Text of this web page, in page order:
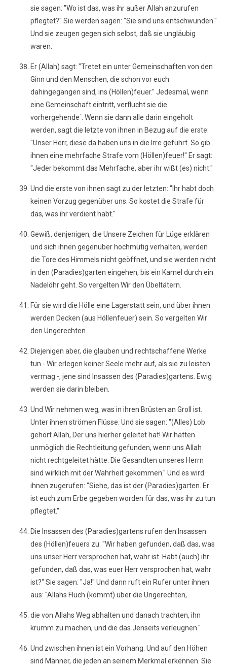
sie sagen: "Wo ist das, was ihr außer Allah anzurufen
pflegtet?" Sie werden sagen: "Sie sind uns entschwunden."
Und sie zeugen gegen sich selbst, daß sie ungläubig
waren.
Er (Allah) sagt: "Tretet ein unter Gemeinschaften von den
Ginn und den Menschen, die schon vor euch
dahingegangen sind, ins (Höllen)feuer." Jedesmal, wenn
eine Gemeinschaft eintritt, verflucht sie die
vorhergehende´. Wenn sie dann alle darin eingeholt
werden, sagt die letzte von ihnen in Bezug auf die erste:
"Unser Herr, diese da haben uns in die Irre geführt. So gib
ihnen eine mehrfache Strafe vom (Höllen)feuer!" Er sagt:
"Jeder bekommt das Mehrfache, aber ihr wißt (es) nicht."
Und die erste von ihnen sagt zu der letzten: "Ihr habt doch
keinen Vorzug gegenüber uns. So kostet die Strafe für
das, was ihr verdient habt."
Gewiß, denjenigen, die Unsere Zeichen für Lüge erklären
und sich ihnen gegenüber hochmütig verhalten, werden
die Tore des Himmels nicht geöffnet, und sie werden nicht
in den (Paradies)garten eingehen, bis ein Kamel durch ein
Nadelöhr geht. So vergelten Wir den Übeltätern.
Für sie wird die Hölle eine Lagerstatt sein, und über ihnen
werden Decken (aus Höllenfeuer) sein. So vergelten Wir
den Ungerechten.
Diejenigen aber, die glauben und rechtschaffene Werke
tun - Wir erlegen keiner Seele mehr auf, als sie zu leisten
vermag -, jene sind Insassen des (Paradies)gartens. Ewig
werden sie darin bleiben.
Und Wir nehmen weg, was in ihren Brüsten an Groll ist.
Unter ihnen strömen Flüsse. Und sie sagen: "(Alles) Lob
gehört Allah, Der uns hierher geleitet hat! Wir hätten
unmöglich die Rechtleitung gefunden, wenn uns Allah
nicht rechtgeleitet hätte. Die Gesandten unseres Herrn
sind wirklich mit der Wahrheit gekommen." Und es wird
ihnen zugerufen: "Siehe, das ist der (Paradies)garten. Er
ist euch zum Erbe gegeben worden für das, was ihr zu tun
pflegtet."
Die Insassen des (Paradies)gartens rufen den Insassen
des (Höllen)feuers zu: "Wir haben gefunden, daß das, was
uns unser Herr versprochen hat, wahr ist. Habt (auch) ihr
gefunden, daß das, was euer Herr versprochen hat, wahr
ist?" Sie sagen: "Ja!" Und dann ruft ein Rufer unter ihnen
aus: "Allahs Fluch (kommt) über die Ungerechten,
die von Allahs Weg abhalten und danach trachten, ihn
krumm zu machen, und die das Jenseits verleugnen."
Und zwischen ihnen ist ein Vorhang. Und auf den Höhen
sind Männer, die jeden an seinem Merkmal erkennen. Sie